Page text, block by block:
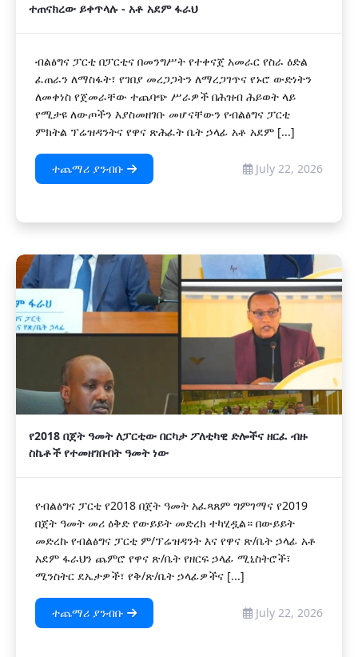
ተጠናክረው ይቀጥላሉ - አቶ አደም ፋራህ
ብልፅግና ፓርቲ በፓርቲና በመንግሥት የተቀናጀ አመራር የስራ ዕድል
ፈጠራን ለማስፋት፣ የገበያ መረጋጋትን ለማረጋገጥና የኑሮ ውድነትን
ለመቀነስ የጀመራቸው ተጨባጭ ሥራዎች በሕዝብ ሕይወት ላይ
የሚታዩ ለውጦችን እያስመዘገቡ መሆናቸውን የብልፅግና ፓርቲ
ምክትል ፕሬዝዳንትና የዋና ጽሕፈት ቤት ኃላፊ አቶ አደም [...]
ተጨማሪ ያንብቡ July 22, 2026
የ2018 በጀት ዓመት ለፓርቲው በርካታ ፖለቲካዊ ድሎችና ዘርፈ ብዙ
ስኬቶች የተመዘገቡበት ዓመት ነው
የብልፅግና ፓርቲ የ2018 በጀት ዓመት አፈጻጸም ግምገማና የ2019
በጀት ዓመት መሪ ዕቅድ የውይይት መድረክ ተካሂዷል። በውይይት
መድረኩ የብልፅግና ፓርቲ ም/ፕሬዝዳንት እና የዋና ጽ/ቤት ኃላፊ አቶ
አደም ፋራህን ጨምሮ የዋና ጽ/ቤት የዘርፍ ኃላፊ ሚኒስትሮች፣
ሚንስትር ደኤታዎች፣ የቅ/ጽ/ቤት ኃላፊዎችና [...]
ተጨማሪ ያንብቡ July 22, 2026